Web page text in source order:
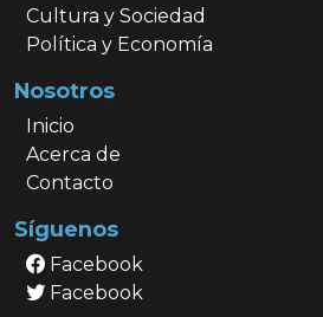
Cultura y Sociedad
Política y Economía
Nosotros
Inicio
Acerca de
Contacto
Síguenos
Facebook
Facebook